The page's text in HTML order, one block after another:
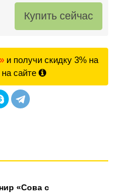
» и получи скидку 3% на
сайте
«Сова с